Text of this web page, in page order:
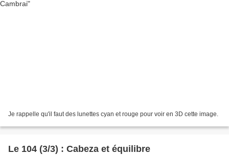
Je rappelle qu'il faut des lunettes cyan et rouge pour voir en 3D cette image.
Le 104 (3/3) : Cabeza et équilibre